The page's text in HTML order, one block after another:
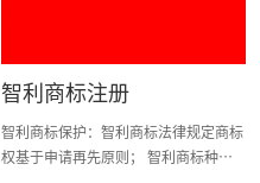
何地方使用该商标的人； （4）已经在
任何一个巴黎公约或世界贸易组织成员
同使用该商标且该商标已在加拿大驰名
的人； 2、申请流程（顺利情况）：
乎法律的要求进行审查。对于合乎法律
要求的商标商标局将予以刊登公告。对
于不合乎要求的商标，商标局将通知申
请人并要求其在60个天（包括一次30
天的延期）内进行修改。若申请人不作
百慕大未加入关于商标保护的国际组
织，故商标保护只能通过“单国注册”
程 目前，百慕大商标申请采用尼斯分
类第10版的商品和服务描述，不接受一
智利商标注册
智利商标保护：智利商标法律规定商标
权基于申请再先原则； 智利商标种